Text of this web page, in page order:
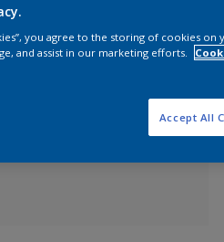
you agree to the storing of cookies
and assist in our marketing efforts.
Accept All